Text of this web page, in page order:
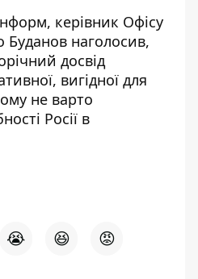
керівник Офісу
наголосив,
досвід
вигідної для
не варто
Росії в
😭 😆 😡